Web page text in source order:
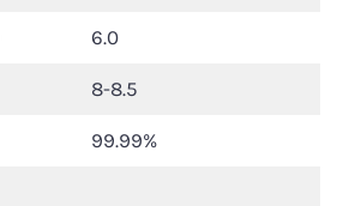
6.0
8-8.5
99.99%